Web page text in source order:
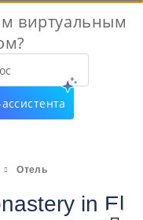
виртуальным
Отель
in El